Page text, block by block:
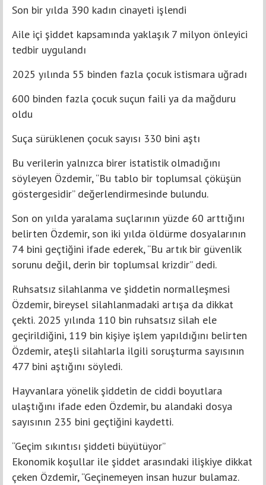
Son bir yılda 390 kadın cinayeti işlendi
Aile içi şiddet kapsamında yaklaşık 7 milyon önleyici
tedbir uygulandı
2025 yılında 55 binden fazla çocuk istismara uğradı
600 binden fazla çocuk suçun faili ya da mağduru
oldu
Suça sürüklenen çocuk sayısı 330 bini aştı
Bu verilerin yalnızca birer istatistik olmadığını
söyleyen Özdemir, “Bu tablo bir toplumsal çöküşün
göstergesidir” değerlendirmesinde bulundu.
Son on yılda yaralama suçlarının yüzde 60 arttığını
belirten Özdemir, son iki yılda öldürme dosyalarının
74 bini geçtiğini ifade ederek, “Bu artık bir güvenlik
sorunu değil, derin bir toplumsal krizdir” dedi.
Ruhsatsız silahlanma ve şiddetin normalleşmesi
Özdemir, bireysel silahlanmadaki artışa da dikkat
çekti. 2025 yılında 110 bin ruhsatsız silah ele
geçirildiğini, 119 bin kişiye işlem yapıldığını belirten
Özdemir, ateşli silahlarla ilgili soruşturma sayısının
477 bini aştığını söyledi.
Hayvanlara yönelik şiddetin de ciddi boyutlara
ulaştığını ifade eden Özdemir, bu alandaki dosya
sayısının 235 bini geçtiğini kaydetti.
“Geçim sıkıntısı şiddeti büyütüyor”
Ekonomik koşullar ile şiddet arasındaki ilişkiye dikkat
çeken Özdemir, “Geçinemeyen insan huzur bulamaz.